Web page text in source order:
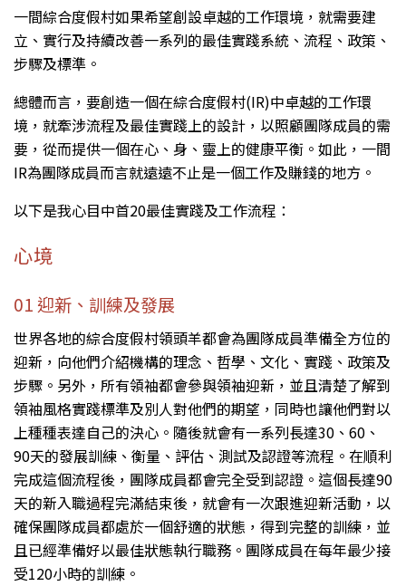
一間綜合度假村如果希望創設卓越的工作環境，就需要建
立、實行及持續改善一系列的最佳實踐系統、流程、政策、
步驟及標準。
總體而言，要創造一個在綜合度假村(IR)中卓越的工作環
境，就牽涉流程及最佳實踐上的設計，以照顧團隊成員的需
要，從而提供一個在心、身、靈上的健康平衡。如此，一間
IR為團隊成員而言就遠遠不止是一個工作及賺錢的地方。
以下是我心目中首20最佳實踐及工作流程：
心境
01 迎新、訓練及發展
世界各地的綜合度假村領頭羊都會為團隊成員準備全方位的
迎新，向他們介紹機構的理念、哲學、文化、實踐、政策及
步驟。另外，所有領袖都會參與領袖迎新，並且清楚了解到
領袖風格實踐標準及別人對他們的期望，同時也讓他們對以
上種種表達自己的決心。隨後就會有一系列長達30、60、
90天的發展訓練、衡量、評估、測試及認證等流程。在順利
完成這個流程後，團隊成員都會完全受到認證。這個長達90
天的新入職過程完滿結束後，就會有一次跟進迎新活動，以
確保團隊成員都處於一個舒適的狀態，得到完整的訓練，並
且已經準備好以最佳狀態執行職務。團隊成員在每年最少接
受120小時的訓練。